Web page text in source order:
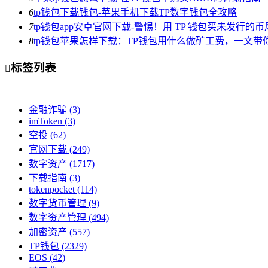
6tp钱包下载钱包-苹果手机下载TP数字钱包全攻略
7tp钱包app安卓官网下载-警惕！用 TP 钱包买未发行的币
8tp钱包苹果怎样下载：TP钱包用什么做矿工费，一文带
标签列表
金融诈骗 (3)
imToken (3)
空投 (62)
官网下载 (249)
数字资产 (1717)
下载指南 (3)
tokenpocket (114)
数字货币管理 (9)
数字资产管理 (494)
加密资产 (557)
TP钱包 (2329)
EOS (42)